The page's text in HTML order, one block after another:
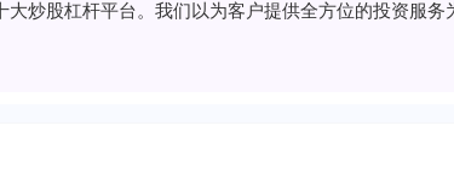
炒股杠杆平台。我们以为客户提供全方位的投资服务